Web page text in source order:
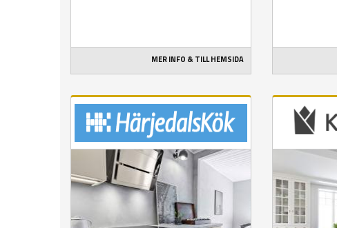
MER INFO & TILL HEMSIDA